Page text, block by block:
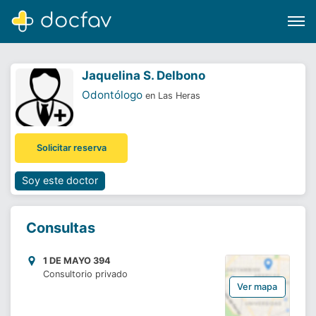
Software para clínicas
¿Eres un doctor?
Jaquelina S. Delbono
Odontólogo en Las Heras
Solicitar reserva
Soy este doctor
Consultas
1 DE MAYO 394
Consultorio privado
Ver mapa